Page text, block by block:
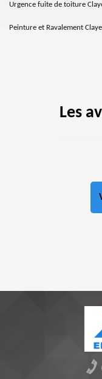
Urgence fuite de toiture
Peinture et Ravalement
Les